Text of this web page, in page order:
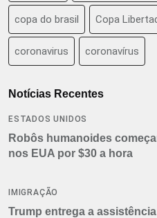
copa do brasil Copa
coronavirus coronavírus
Notícias Recentes
ESTADOS UNIDOS
Robôs humanoides
nos EUA por $30 a hora
IMIGRAÇÃO
Trump entrega a